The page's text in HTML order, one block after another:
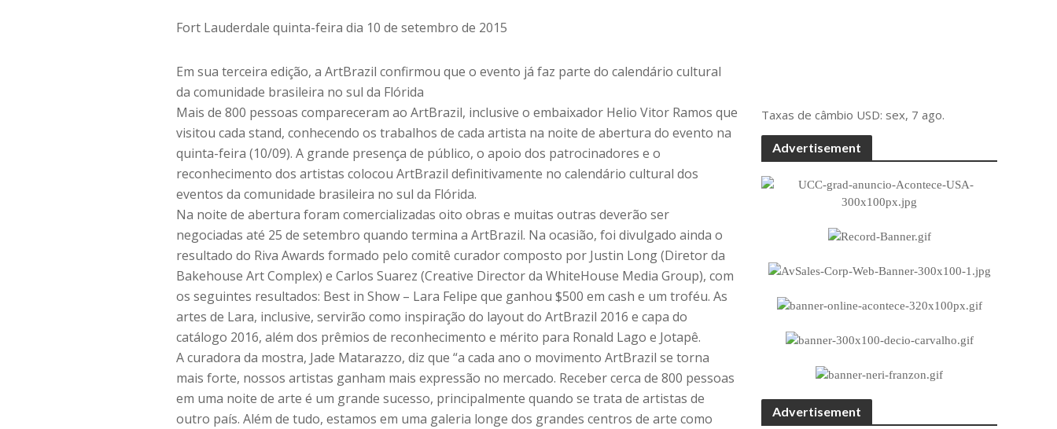
Fort Lauderdale quinta-feira dia 10 de setembro de 2015
Em sua terceira edição, a ArtBrazil confirmou que o evento já faz parte do calendário cultural
da comunidade brasileira no sul da Flórida
Mais de 800 pessoas compareceram ao ArtBrazil, inclusive o embaixador Helio Vitor Ramos que
visitou cada stand, conhecendo os trabalhos de cada artista na noite de abertura do evento na
quinta-feira (10/09). A grande presença de público, o apoio dos patrocinadores e o
reconhecimento dos artistas colocou ArtBrazil definitivamente no calendário cultural dos
eventos da comunidade brasileira no sul da Flórida.
Na noite de abertura foram comercializadas oito obras e muitas outras deverão ser
negociadas até 25 de setembro quando termina a ArtBrazil. Na ocasião, foi divulgado ainda o
resultado do Riva Awards formado pelo comitê curador composto por Justin Long (Diretor da
Bakehouse Art Complex) e Carlos Suarez (Creative Director da WhiteHouse Media Group), com
os seguintes resultados: Best in Show – Lara Felipe que ganhou $500 em cash e um troféu. As
artes de Lara, inclusive, servirão como inspiração do layout do ArtBrazil 2016 e capa do
catálogo 2016, além dos prêmios de reconhecimento e mérito para Ronald Lago e Jotapê.
A curadora da mostra, Jade Matarazzo, diz que “a cada ano o movimento ArtBrazil se torna
mais forte, nossos artistas ganham mais expressão no mercado. Receber cerca de 800 pessoas
em uma noite de arte é um grande sucesso, principalmente quando se trata de artistas de
outro país. Além de tudo, estamos em uma galeria longe dos grandes centros de arte como
Taxas de câmbio USD: sex, 7 ago.
Advertisement
Advertisement